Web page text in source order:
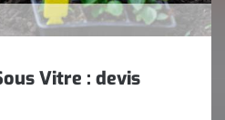
Vitre : devis